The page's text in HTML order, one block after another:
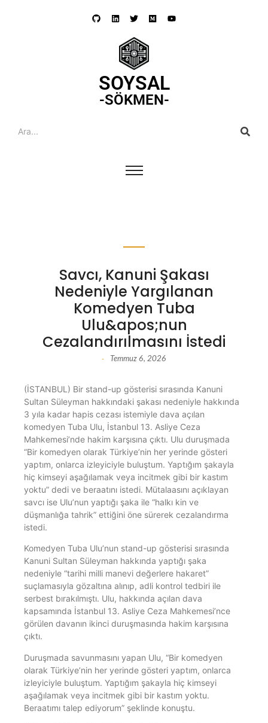
SOYSAL
-SÖKMEN-
Savcı, Kanuni Şakası
Nedeniyle Yargılanan
Komedyen Tuba
Ulu&apos;nun
Cezalandırılmasını İstedi
- Temmuz 6, 2026
(İSTANBUL) Bir stand-up gösterisi sırasında Kanuni
Sultan Süleyman hakkındaki şakası nedeniyle hakkında
3 yıla kadar hapis cezası istemiyle dava açılan
komedyen Tuba Ulu, İstanbul 13. Asliye Ceza
Mahkemesi’nde hakim karşısına çıktı. Ulu duruşmada
“Bir komedyen olarak Türkiye’nin her yerinde gösteri
yaptım, onlarca izleyiciyle buluştum. Yaptığım şakayla
hiç kimseyi aşağılamak veya incitmek gibi bir kastım
yoktu” dedi ve beraatını istedi. Mütalaasını açıklayan
savcı ise Ulu’nun yaptığı şaka ile “halkı kin ve
düşmanlığa tahrik” ettiğini öne sürerek cezalandırma
istedi.
Komedyen Tuba Ulu’nun stand-up gösterisi sırasında
Kanuni Sultan Süleyman hakkında yaptığı şaka
nedeniyle “tarihi milli manevi değerlere hakaret”
suçlamasıyla gözaltına alınıp, adli kontrol tedbiri ile
serbest bırakılmıştı. Ulu, hakkında açılan dava
kapsamında İstanbul 13. Asliye Ceza Mahkemesi’nce
görülen davanın ikinci duruşmasında hakim karşısına
çıktı.
Duruşmada savunmasını yapan Ulu, “Bir komedyen
olarak Türkiye’nin her yerinde gösteri yaptım, onlarca
izleyiciyle buluştum. Yaptığım şakayla hiç kimseyi
aşağılamak veya incitmek gibi bir kastım yoktu.
Beraatımı talep ediyorum” şeklinde konuştu.